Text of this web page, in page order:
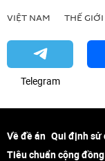
VIỆT NAM THẾ GIỚI
Telegram
Về đề án Qui định sử
Tiêu chuẩn cộng đồng